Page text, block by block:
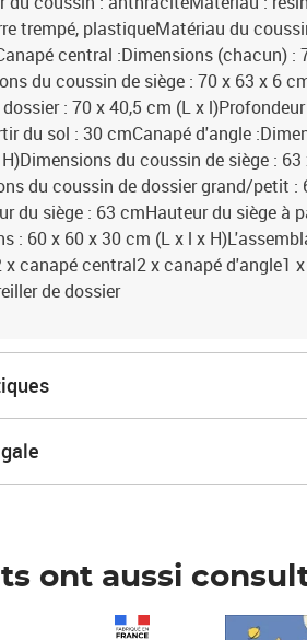
trempé, plastiqueMatériau du
central :Dimensions (chacun) :
du coussin de siège : 70 x 63 x 6
dossier : 70 x 40,5 cm (L x
du sol : 30 cmCanapé d'angle
du coussin de siège :
du coussin de dossier grand/petit :
du siège : 63 cmHauteur du siège à
: 60 x 60 x 30 cm (L x l x
canapé central2 x canapé d'angle1
de dossier
ont aussi
Prix 7,50€